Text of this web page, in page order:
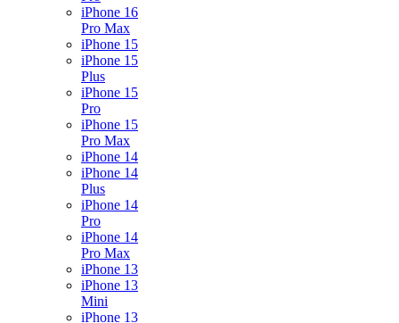
iPhone 16
Pro Max
iPhone 15
iPhone 15
Plus
iPhone 15
Pro
iPhone 15
Pro Max
iPhone 14
iPhone 14
Plus
iPhone 14
Pro
iPhone 14
Pro Max
iPhone 13
iPhone 13
Mini
iPhone 13